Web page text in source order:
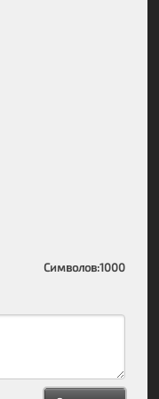
Символов:1000